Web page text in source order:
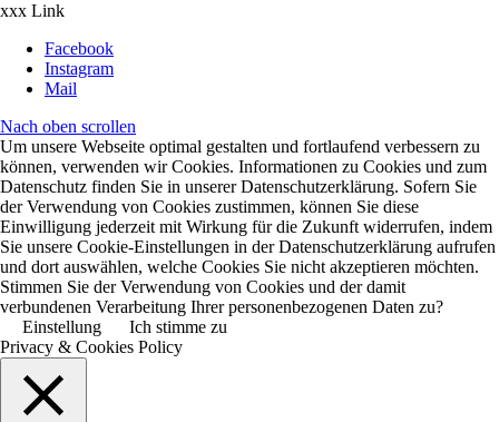
xxx Link
Facebook
Instagram
Mail
Nach oben scrollen
Um unsere Webseite optimal gestalten und fortlaufend verbessern zu
können, verwenden wir Cookies. Informationen zu Cookies und zum
Datenschutz finden Sie in unserer Datenschutzerklärung. Sofern Sie
der Verwendung von Cookies zustimmen, können Sie diese
Einwilligung jederzeit mit Wirkung für die Zukunft widerrufen, indem
Sie unsere Cookie-Einstellungen in der Datenschutzerklärung aufrufen
und dort auswählen, welche Cookies Sie nicht akzeptieren möchten.
Stimmen Sie der Verwendung von Cookies und der damit
verbundenen Verarbeitung Ihrer personenbezogenen Daten zu?
Einstellung
Ich stimme zu
Privacy & Cookies Policy